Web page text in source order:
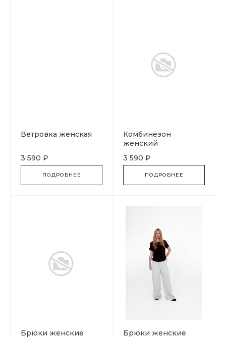
Ветровка женская
3 590 ₽
ПОДРОБНЕЕ
Комбинезон
женский
3 590 ₽
ПОДРОБНЕЕ
Брюки женские Брюки женские